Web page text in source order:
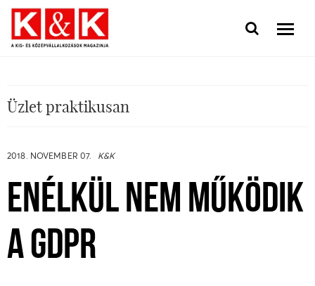
Üzlet praktikusan
2018. NOVEMBER 07. K&K
ENÉLKÜL NEM MŰKÖDIK
A GDPR